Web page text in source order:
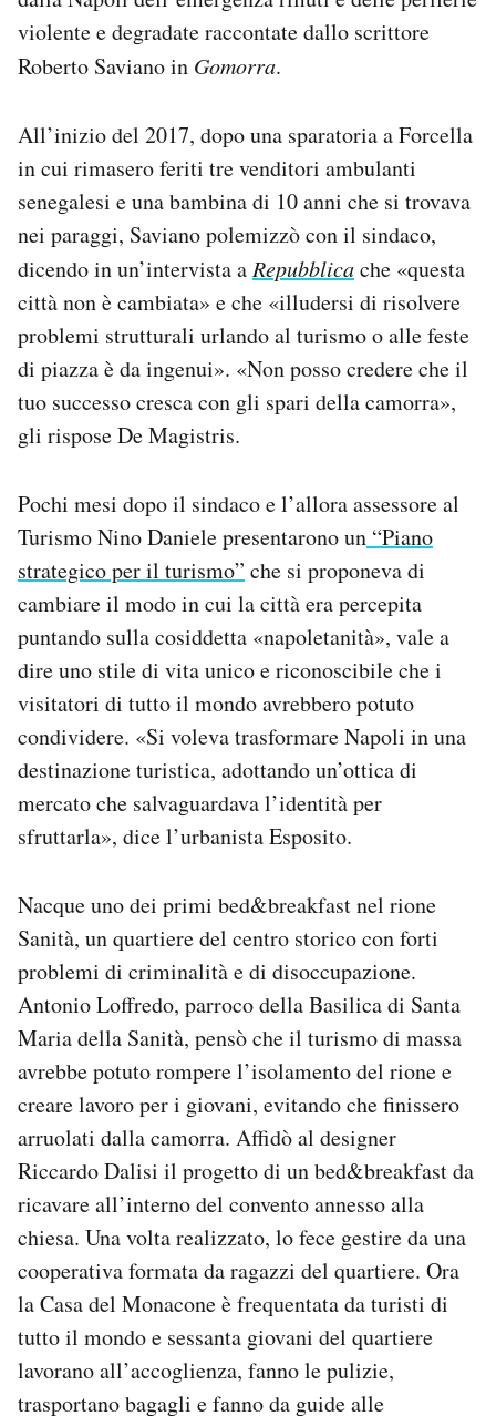
violente e degradate raccontate dallo scrittore
Roberto Saviano in Gomorra.
All’inizio del 2017, dopo una sparatoria a Forcella
in cui rimasero feriti tre venditori ambulanti
senegalesi e una bambina di 10 anni che si trovava
nei paraggi, Saviano polemizzò con il sindaco,
dicendo in un’intervista aRepubblicache «questa
città non è cambiata» e che «illudersi di risolvere
problemi strutturali urlando al turismo o alle feste
di piazza è da ingenui». «Non posso credere che il
tuo successo cresca con gli spari della camorra»,
gli rispose De Magistris.
Pochi mesi dopo il sindaco e l’allora assessore al
Turismo Nino Daniele presentarono un “Piano
strategico per il turismo” che si proponeva di
cambiare il modo in cui la città era percepita
puntando sulla cosiddetta «napoletanità», vale a
dire uno stile di vita unico e riconoscibile che i
visitatori di tutto il mondo avrebbero potuto
condividere. «Si voleva trasformare Napoli in una
destinazione turistica, adottando un’ottica di
mercato che salvaguardava l’identità per
sfruttarla», dice l’urbanista Esposito.
Nacque uno dei primi bed&breakfast nel rione
Sanità, un quartiere del centro storico con forti
problemi di criminalità e di disoccupazione.
Antonio Loffredo, parroco della Basilica di Santa
Maria della Sanità, pensò che il turismo di massa
avrebbe potuto rompere l’isolamento del rione e
creare lavoro per i giovani, evitando che finissero
arruolati dalla camorra. Affidò al designer
Riccardo Dalisi il progetto di un bed&breakfast da
ricavare all’interno del convento annesso alla
chiesa. Una volta realizzato, lo fece gestire da una
cooperativa formata da ragazzi del quartiere. Ora
la Casa del Monacone è frequentata da turisti di
tutto il mondo e sessanta giovani del quartiere
lavorano all’accoglienza, fanno le pulizie,
trasportano bagagli e fanno da guide alle